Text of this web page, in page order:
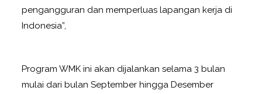
pengangguran dan memperluas lapangan kerja di
Indonesia”,
Program WMK ini akan dijalankan selama 3 bulan
mulai dari bulan September hingga Desember